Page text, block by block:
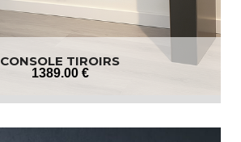
CONSOLE TIROIRS
1389.00 €